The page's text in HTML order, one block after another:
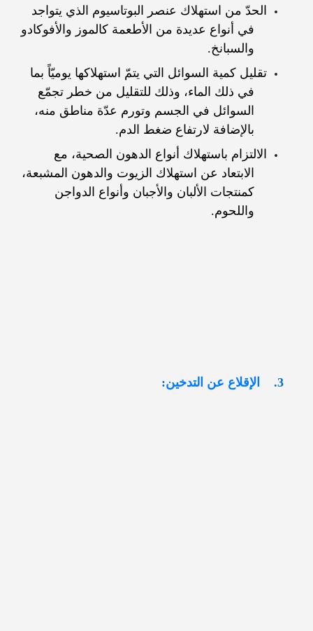
الحدّ من استهلاك عنصر البوتاسيوم الذي يتواجد
في أنواع عديدة من الأطعمة كالموز والأفوكادو
والسبانخ.
تقليل كمية السوائل التي يتمّ استهلاكها يوميّاً بما
في ذلك الماء، وذلك للتقليل من خطر تجمّع
السوائل في الجسم وتورم عدّة مناطق منه،
بالإضافة لارتفاع ضغط الدم.
الالتزام باستهلاك أنواع الدهون الصحية، مع
الابتعاد عن استهلاك الزيوت والدهون المشبعة،
كمنتجات الألبان والأجبان وأنواع الدواجن
واللحوم.
3. الإقلاع عن التدخين: